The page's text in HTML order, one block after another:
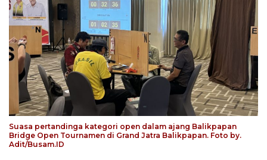
Suasa pertandinga kategori open dalam ajang Balikpapan
Bridge Open Tournamen di Grand Jatra Balikpapan. Foto by.
Adit/Busam.ID